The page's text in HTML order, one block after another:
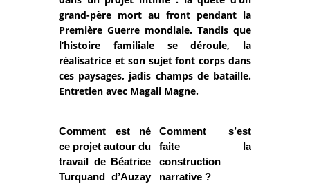
grand-père mort au front pendant la
Première Guerre mondiale. Tandis que
l’histoire familiale se déroule, la
réalisatrice et son sujet font corps dans
ces paysages, jadis champs de bataille.
Entretien avec Magali Magne.
Comment est né
ce projet autour du
travail de Béatrice
Turquand d’Auzay
Comment s’est
faite la
construction
narrative ?